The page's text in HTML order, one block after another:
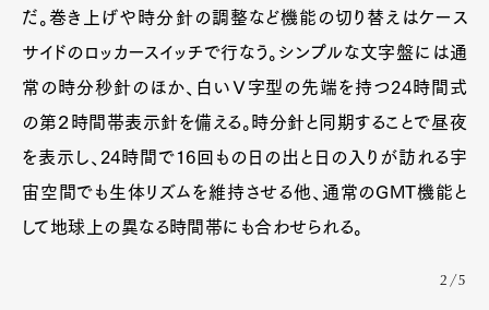
だ。巻き上げや時分針の調整など機能の切り替えはケース
サイドのロッカースイッチで行なう。シンプルな文字盤には通
常の時分秒針のほか、白いＶ字型の先端を持つ24時間式
の第２時間帯表示針を備える。時分針と同期することで昼夜
を表示し、24時間で16回もの日の出と日の入りが訪れる宇
宙空間でも生体リズムを維持させる他、通常のGMT機能と
して地球上の異なる時間帯にも合わせられる。
2/5